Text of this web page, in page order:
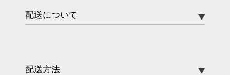
配送について
配送方法